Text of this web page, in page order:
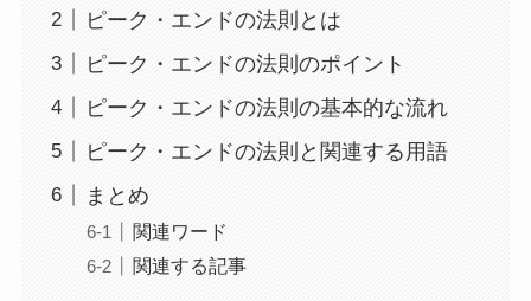
ピーク・エンドの法則とは
ピーク・エンドの法則のポイント
ピーク・エンドの法則の基本的な流れ
ピーク・エンドの法則と関連する用語
まとめ
関連ワード
関連する記事